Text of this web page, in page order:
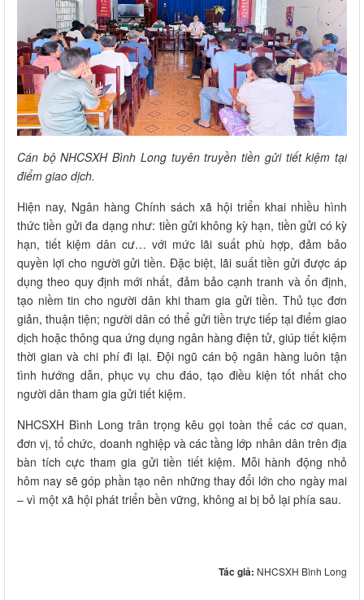
Cán bộ NHCSXH Bình Long tuyên truyền tiền gửi tiết kiệm tại
điểm giao dịch.
Hiện nay, Ngân hàng Chính sách xã hội triển khai nhiều hình
thức tiền gửi đa dạng như: tiền gửi không kỳ hạn, tiền gửi có kỳ
hạn, tiết kiệm dân cư… với mức lãi suất phù hợp, đảm bảo
quyền lợi cho người gửi tiền. Đặc biệt, lãi suất tiền gửi được áp
dụng theo quy định mới nhất, đảm bảo cạnh tranh và ổn định,
tạo niềm tin cho người dân khi tham gia gửi tiền. Thủ tục đơn
giản, thuận tiện; người dân có thể gửi tiền trực tiếp tại điểm giao
dịch hoặc thông qua ứng dụng ngân hàng điện tử, giúp tiết kiệm
thời gian và chi phí đi lại. Đội ngũ cán bộ ngân hàng luôn tận
tình hướng dẫn, phục vụ chu đáo, tạo điều kiện tốt nhất cho
người dân tham gia gửi tiết kiệm.
NHCSXH Bình Long trân trọng kêu gọi toàn thể các cơ quan,
đơn vị, tổ chức, doanh nghiệp và các tầng lớp nhân dân trên địa
bàn tích cực tham gia gửi tiền tiết kiệm. Mỗi hành động nhỏ
hôm nay sẽ góp phần tạo nên những thay đổi lớn cho ngày mai
– vì một xã hội phát triển bền vững, không ai bị bỏ lại phía sau.
Tác giả: NHCSXH Bình Long